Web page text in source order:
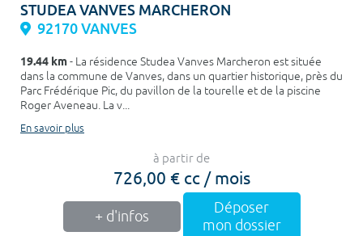
STUDEA VANVES MARCHERON
92170 VANVES
19.44 km- La résidence Studea Vanves Marcheron est située
dans la commune de Vanves, dans un quartier historique, près du
Parc Frédérique Pic, du pavillon de la tourelle et de la piscine
Roger Aveneau. La v...
En savoir plus
à partir de
726,00 € cc / mois
+ d'infos
Déposer
mon dossier